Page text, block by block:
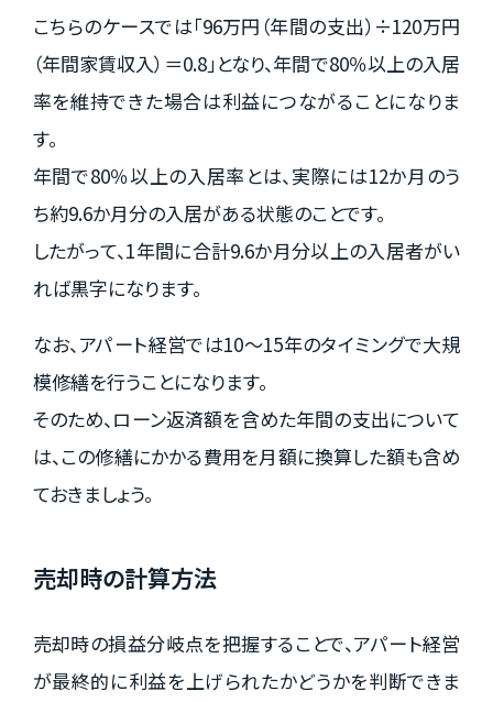
こちらのケースでは「96万円（年間の支出）÷120万円
（年間家賃収入）＝0.8」となり、年間で80％以上の入居
率を維持できた場合は利益につながることになりま
す。
年間で80％以上の入居率とは、実際には12か月のう
ち約9.6か月分の入居がある状態のことです。
したがって、1年間に合計9.6か月分以上の入居者がい
れば黒字になります。
なお、アパート経営では10～15年のタイミングで大規
模修繕を行うことになります。
そのため、ローン返済額を含めた年間の支出について
は、この修繕にかかる費用を月額に換算した額も含め
ておきましょう。
売却時の計算方法
売却時の損益分岐点を把握することで、アパート経営
が最終的に利益を上げられたかどうかを判断できま